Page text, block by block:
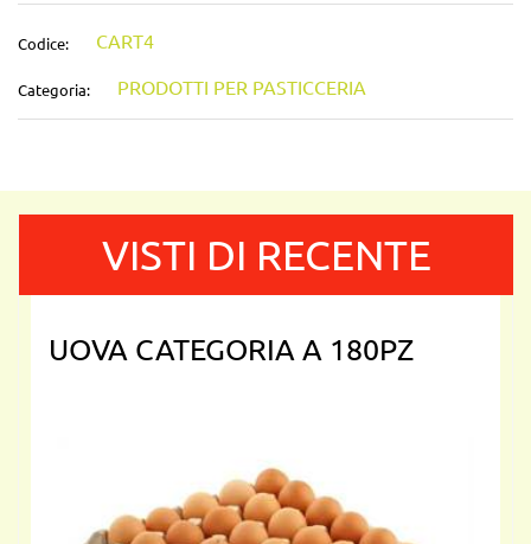
Codice: CART4
Categoria: PRODOTTI PER PASTICCERIA
VISTI DI RECENTE
UOVA CATEGORIA A 180PZ